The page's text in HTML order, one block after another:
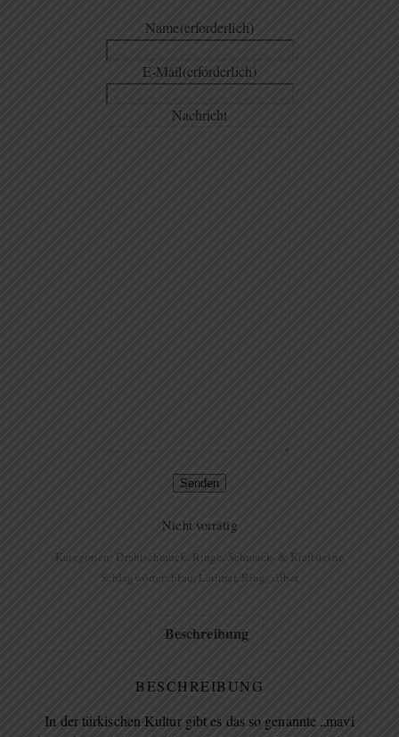
Name(erforderlich)
E-Mail(erforderlich)
Nachricht
Senden
Nicht vorrätig
Kategorien: Drahtschmuck, Ringe, Schmuck- & Kraftsteine
Schlagwörter: blau , Larimar, Ring , silber
Beschreibung
BESCHREIBUNG
In der türkischen Kultur gibt es das so genannte „mavi